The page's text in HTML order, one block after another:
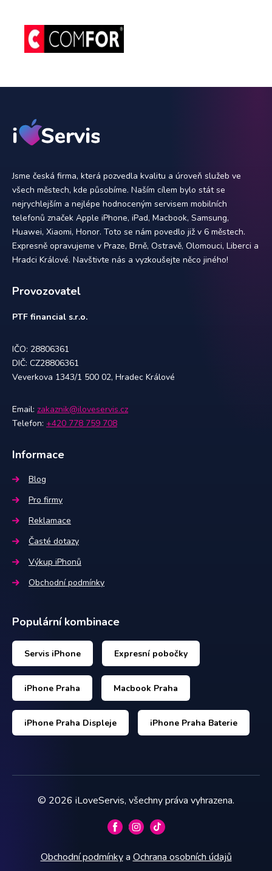
Jsme česká firma, která pozvedla kvalitu a úroveň služeb ve
všech městech, kde působíme. Naším cílem bylo stát se
nejrychlejším a nejlépe hodnoceným servisem mobilních
telefonů značek Apple iPhone, iPad, Macbook, Samsung,
Huawei, Xiaomi, Honor. Toto se nám povedlo již v 6 městech.
Expresně opravujeme v Praze, Brně, Ostravě, Olomouci, Liberci a
Hradci Králové. Navštivte nás a vyzkoušejte něco jiného!
Provozovatel
PTF financial s.r.o.
IČO: 28806361
DIČ: CZ28806361
Veverkova 1343/1 500 02, Hradec Králové
Email: zakaznik@iloveservis.cz
Telefon: +420 778 759 708
Informace
Blog
Pro firmy
Reklamace
Časté dotazy
Výkup iPhonů
Obchodní podmínky
Populární kombinace
Servis iPhone Expresní pobočky
iPhone Praha Macbook Praha
iPhone Praha Displeje iPhone Praha Baterie
© 2026 iLoveServis, všechny práva vyhrazena.
Obchodní podmínky a Ochrana osobních údajů